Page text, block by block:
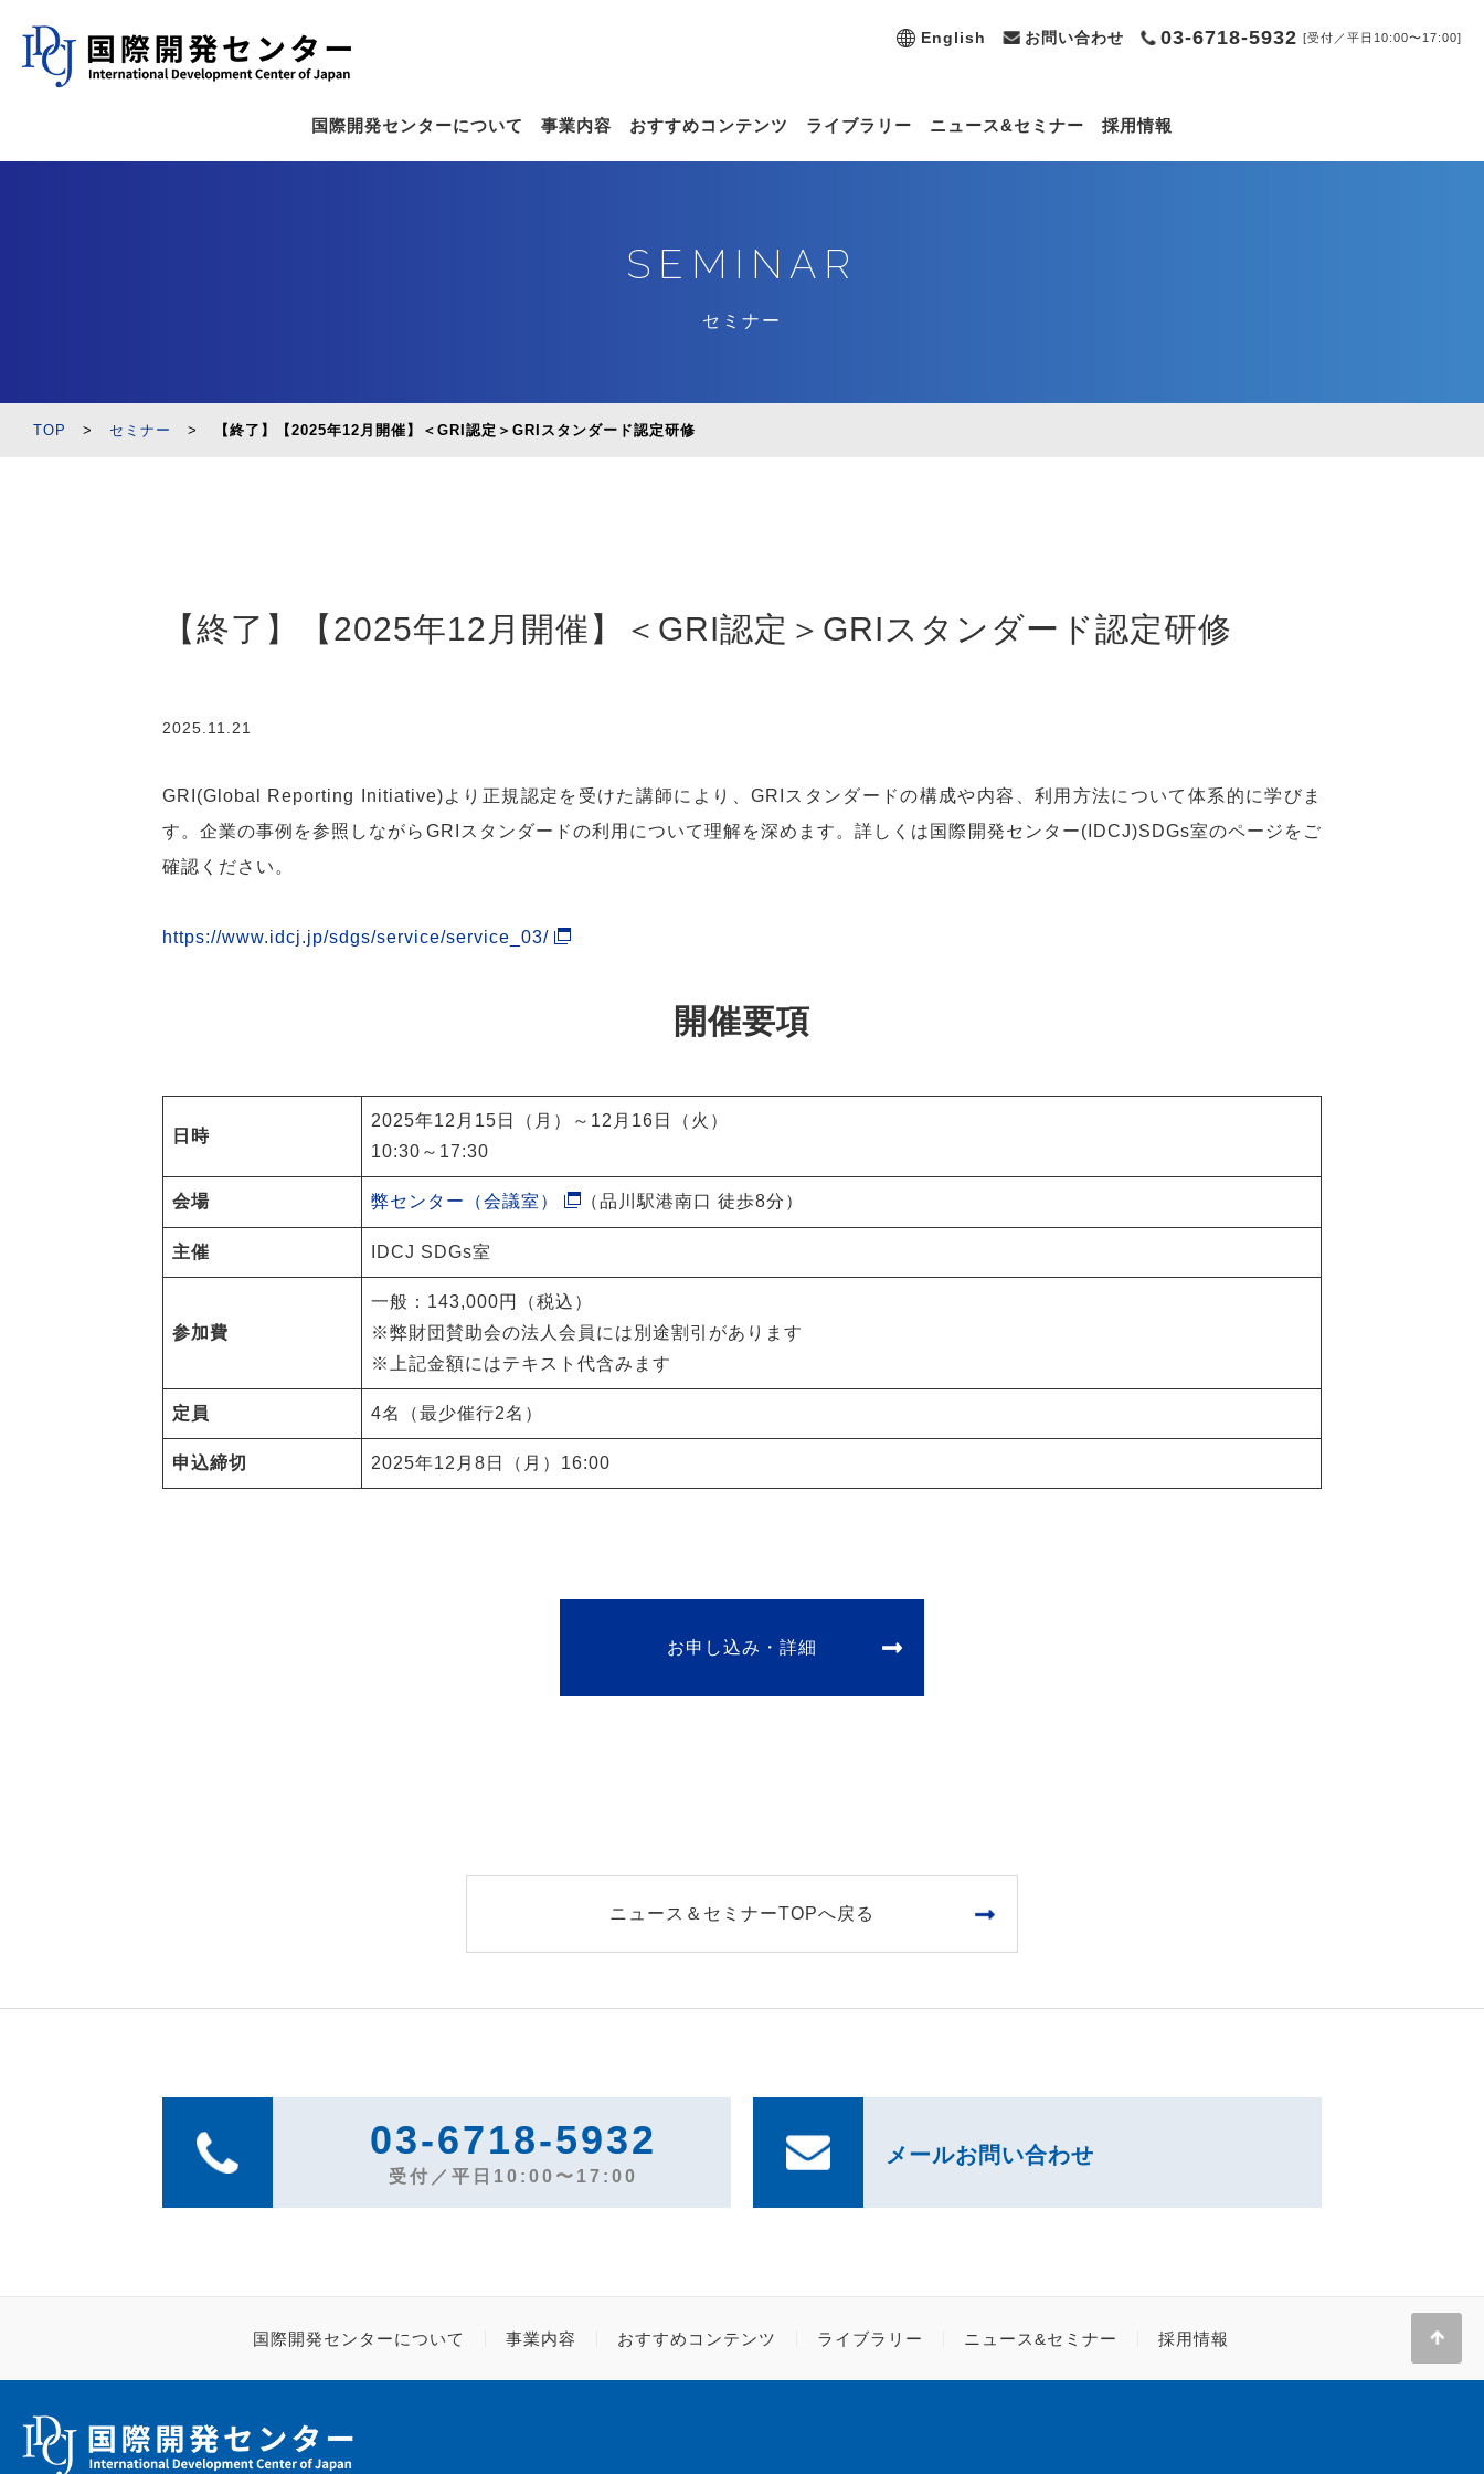
English お問い合わせ 03-6718-5932 [受付／平日10:00〜17:00]
国際開発センターについて 事業内容 おすすめコンテンツ ライブラリー ニュース&セミナー 採用情報
SEMINAR
セミナー
TOP > セミナー > 【終了】【2025年12月開催】＜GRI認定＞GRIスタンダード認定研修
【終了】【2025年12月開催】＜GRI認定＞GRIスタンダード認定研修
2025.11.21
GRI(Global Reporting Initiative)より正規認定を受けた講師により、GRIスタンダードの構成や内容、利用方法について体系的に学びま
す。企業の事例を参照しながらGRIスタンダードの利用について理解を深めます。詳しくは国際開発センター(IDCJ)SDGs室のページをご
確認ください。
https://www.idcj.jp/sdgs/service/service_03/
開催要項
日時
2025年12月15日（月）～12月16日（火）
10:30～17:30
会場 弊センター（会議室） （品川駅港南口 徒歩8分）
主催 IDCJ SDGs室
参加費
一般：143,000円（税込）
※弊財団賛助会の法人会員には別途割引があります
※上記金額にはテキスト代含みます
定員 4名（最少催行2名）
申込締切 2025年12月8日（月）16:00
お申し込み・詳細
ニュース＆セミナーTOPへ戻る
03-6718-5932
受付／平日10:00〜17:00
メールお問い合わせ
国際開発センターについて 事業内容 おすすめコンテンツ ライブラリー ニュース&セミナー 採用情報